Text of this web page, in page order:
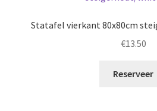
Statafel vierkant 80x80cm
€13.50
Reserveer